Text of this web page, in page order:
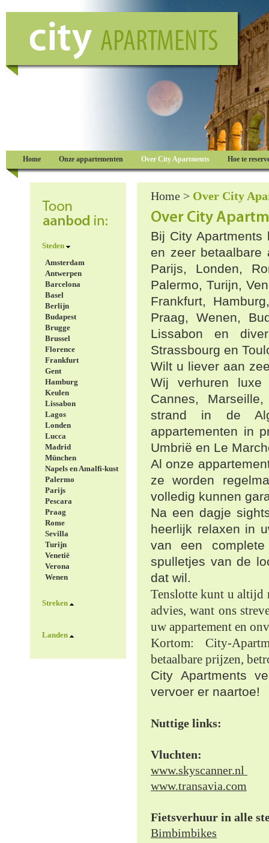
Steden
Amsterdam
Antwerpen
Barcelona
Basel
Berlijn
Budapest
Brugge
Brussel
Florence
Frankfurt
Gent
Hamburg
Keulen
Lissabon
Lagos
Londen
Lucca
Madrid
München
Napels en Amalfi-kust
Palermo
Parijs
Pescara
Praag
Rome
Sevilla
Turijn
Venetië
Verona
Wenen
Streken
Landen
Home > Over City
Bij City
en zeer betaalbare
Parijs, Londen,
Palermo, Turijn,
Frankfurt,
Praag, Wenen,
Lissabon en
Strassbourg en
Wilt u liever aan
Wij verhuren luxe
Cannes,
strand in de
appartementen in
Umbrië en Le
Al onze
ze worden
volledig kunnen
Na een dagje
heerlijk relaxen in
van een
spulletjes van de
dat wil.
Tenslotte kunt u altijd
advies, want ons
uw appartement en
Kortom: City-
betaalbare prijzen,
City Apartments
vervoer er naartoe!
Nuttige links:
Vluchten:
www.skyscanner.nl
www.transavia.com
Fietsverhuur in alle
Bimbimbikes
Home Onze appartementen Over City Apartments Hoe te